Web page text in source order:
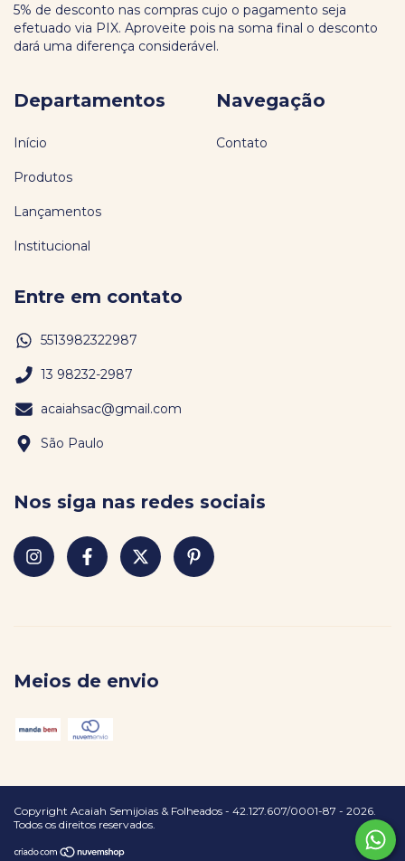
5% de desconto nas compras cujo o pagamento seja
efetuado via PIX. Aproveite pois na soma final o desconto
dará uma diferença considerável.
Departamentos
Início
Produtos
Lançamentos
Institucional
Navegação
Contato
Entre em contato
5513982322987
13 98232-2987
acaiahsac@gmail.com
São Paulo
Nos siga nas redes sociais
Meios de envio
Copyright Acaiah Semijoias & Folheados - 42.127.607/0001-87 - 2026.
Todos os direitos reservados.